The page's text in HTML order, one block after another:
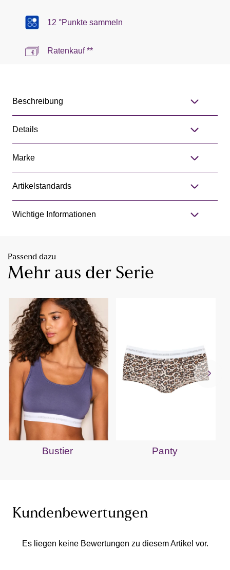
12 °Punkte sammeln
Ratenkauf **
Beschreibung
Details
Marke
Artikelstandards
Wichtige Informationen
Passend dazu
Mehr aus der Serie
Bustier Panty
Kundenbewertungen
Es liegen keine Bewertungen zu diesem Artikel vor.